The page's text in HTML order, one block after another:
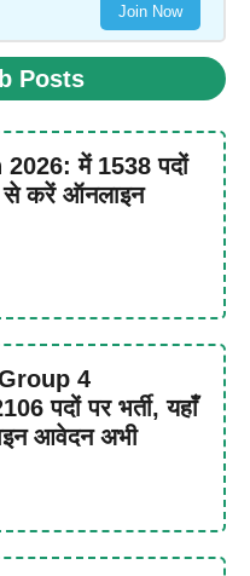
Join Now
Posts
में 1538 पदों
से करें ऑनलाइन
4
पदों पर भर्ती, यहाँ
आवेदन अभी